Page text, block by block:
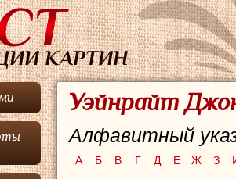
Уэйнрайт
Алфавитный
А Б В Г Д Е Ж З